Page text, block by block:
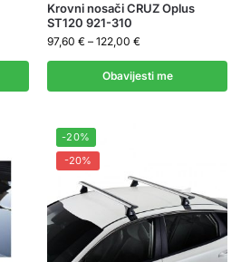
Krovni nosači CRUZ Oplus
ST120 921-310
97,60 € – 122,00 €
Obavijesti me
-20%
-20%